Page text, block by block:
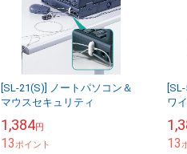
[SL-21(S)] ノートパソコン＆
マウスセキュリティ
1,384円
13ポイント
ワ
13